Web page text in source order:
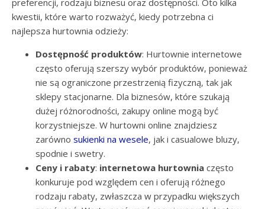
preferencji, rodzaju biznesu oraz dostępności. Oto kilka
kwestii, które warto rozważyć, kiedy potrzebna ci
najlepsza hurtownia odzieży:
Dostępność produktów: Hurtownie internetowe
często oferują szerszy wybór produktów, ponieważ
nie są ograniczone przestrzenią fizyczną, tak jak
sklepy stacjonarne. Dla biznesów, które szukają
dużej różnorodności, zakupy online mogą być
korzystniejsze. W hurtowni online znajdziesz
zarówno sukienki na wesele, jak i casualowe bluzy,
spodnie i swetry.
Ceny i rabaty: internetowa hurtownia często
konkuruje pod względem cen i oferują różnego
rodzaju rabaty, zwłaszcza w przypadku większych